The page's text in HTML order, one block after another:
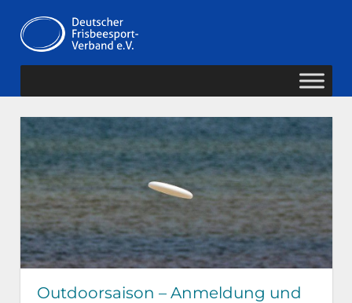
Inhalt
springen
Frisbeesport-
Verband
Outdoorsaison – Anmeldung und